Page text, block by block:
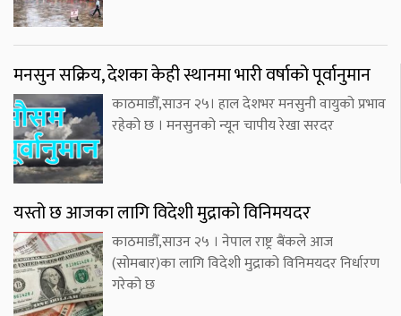
मनसुन सक्रिय, देशका केही स्थानमा भारी वर्षाको पूर्वानुमान
काठमाडौँ,साउन २५। हाल देशभर मनसुनी वायुको प्रभाव
रहेको छ । मनसुनको न्यून चापीय रेखा सरदर
यस्तो छ आजका लागि विदेशी मुद्राको विनिमयदर
काठमाडौँ,साउन २५ । नेपाल राष्ट्र बैंकले आज
(सोमबार)का लागि विदेशी मुद्राको विनिमयदर निर्धारण
गरेको छ